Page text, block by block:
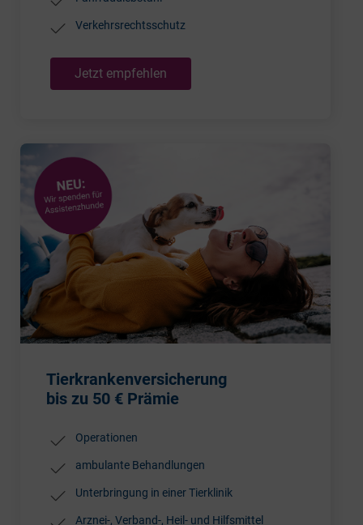
Verkehrsrechtsschutz
Jetzt empfehlen
Tierkrankenversicherung
bis zu 50 € Prämie
Operationen
ambulante Behandlungen
Unterbringung in einer Tierklinik
Arznei-, Verband-, Heil- und Hilfsmittel